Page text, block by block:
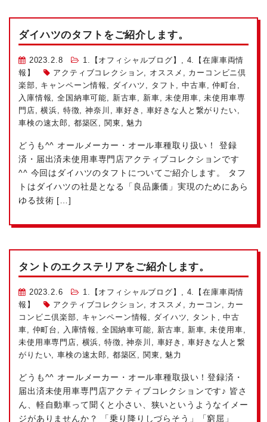
ダイハツのタフトをご紹介します。
2023.2.8 1.【オフィシャルブログ】
4.【在庫車両情
報】
アクティブコレクション オススメ
カーコンビニ倶
楽部
キャンペーン情報 ダイハツ タフト ,中古車 ,仲町台
入庫情報 ,全国納車可能 新古車 新車 ,未使用車 ,未使用車専
門店 ,横浜 特徴 ,神奈川 ,車好き 車好きな人と繋がりたい
車検の速太郎
都築区 関東 魅力
どうも^^ オールメーカー・オール車種取り扱い！ 登録
済・届出済未使用車専門店アクティブコレクションです
^^ 今回はダイハツのタフトについてご紹介します。 タフ
トはダイハツの社是となる「良品廉価」実現のためにあら
ゆる技術 […]
タントのエクステリアをご紹介します。
2023.2.6 1.【オフィシャルブログ】
4.【在庫車両情
報】
アクティブコレクション オススメ カーコン
カー
コンビニ倶楽部
キャンペーン情報 ダイハツ タント ,中古
車
仲町台 入庫情報 全国納車可能 新古車 新車 ,未使用車
未使用車専門店
横浜 特徴 ,神奈川 車好き
車好きな人と繋
がりたい ,車検の速太郎 都築区 関東 魅力
どうも^^ オールメーカー・オール車種取扱い！登録済・
届出済未使用車専門店アクティブコレクションです♪ 皆さ
ん、軽自動車って聞くと小さい、狭いというようなイメー
ジがありませんか？ 「乗り降りしづらそう」「窮屈」